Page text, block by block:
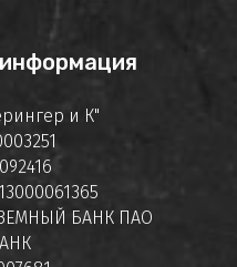
и К"
БАНК ПАО